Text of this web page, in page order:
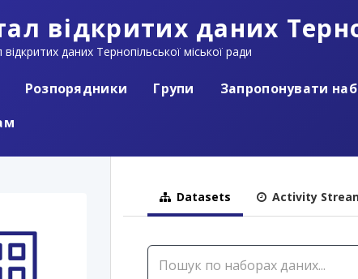
відкритих даних
даних Тернопільської міської ради
Розпорядники Групи Запропонувати
Datasets Activity